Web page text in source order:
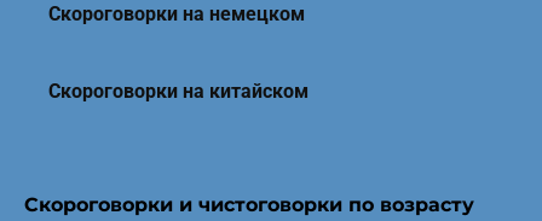
Скороговорки на немецком
Скороговорки на китайском
Скороговорки и чистоговорки по возрасту